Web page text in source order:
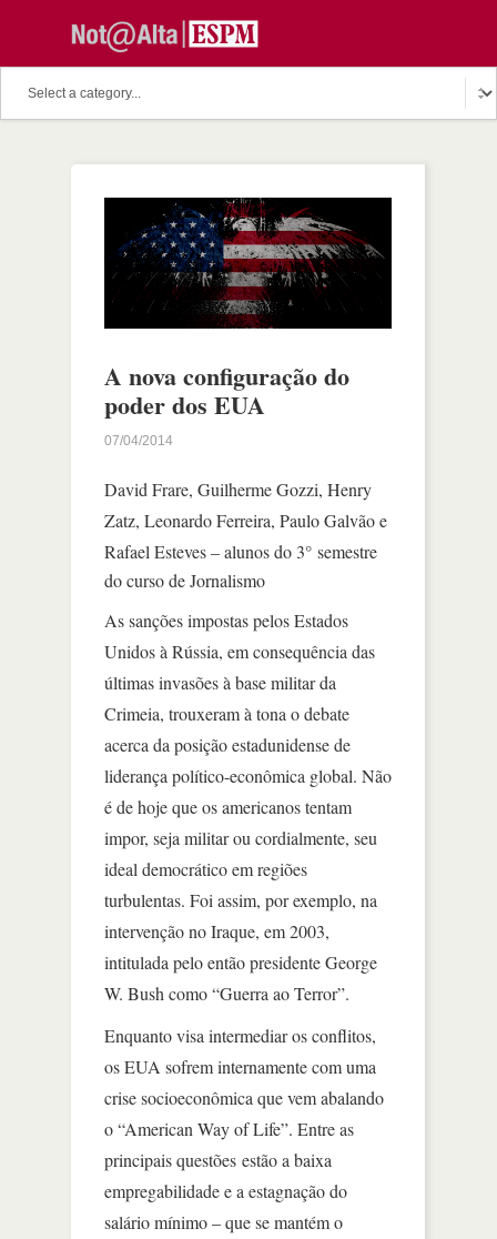
A nova configuração do
poder dos EUA
07/04/2014
David Frare, Guilherme Gozzi, Henry
Zatz, Leonardo Ferreira, Paulo Galvão e
Rafael Esteves – alunos do 3° semestre
do curso de Jornalismo
As sanções impostas pelos Estados
Unidos à Rússia, em consequência das
últimas invasões à base militar da
Crimeia, trouxeram à tona o debate
acerca da posição estadunidense de
liderança político-econômica global. Não
é de hoje que os americanos tentam
impor, seja militar ou cordialmente, seu
ideal democrático em regiões
turbulentas. Foi assim, por exemplo, na
intervenção no Iraque, em 2003,
intitulada pelo então presidente George
W. Bush como “Guerra ao Terror”.
Enquanto visa intermediar os conflitos,
os EUA sofrem internamente com uma
crise socioeconômica que vem abalando
o “American Way of Life”. Entre as
principais questões estão a baixa
empregabilidade e a estagnação do
salário mínimo – que se mantém o